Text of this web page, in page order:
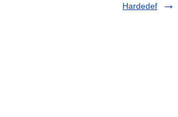
Hardedef